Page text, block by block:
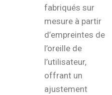
fabriqués sur
mesure à partir
d’empreintes de
l’oreille de
l’utilisateur,
offrant un
ajustement